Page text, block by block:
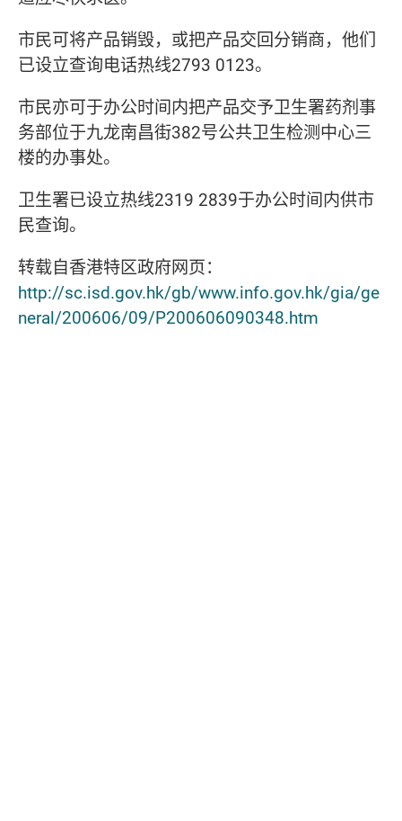
市民可将产品销毁，或把产品交回分销商，他们
已设立查询电话热线2793 0123。
市民亦可于办公时间内把产品交予卫生署药剂事
务部位于九龙南昌街382号公共卫生检测中心三
楼的办事处。
卫生署已设立热线2319 2839于办公时间内供市
民查询。
转载自香港特区政府网页：
http://sc.isd.gov.hk/gb/www.info.gov.hk/gia/ge
neral/200606/09/P200606090348.htm